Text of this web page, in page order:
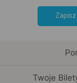
Zapisz
Twoje